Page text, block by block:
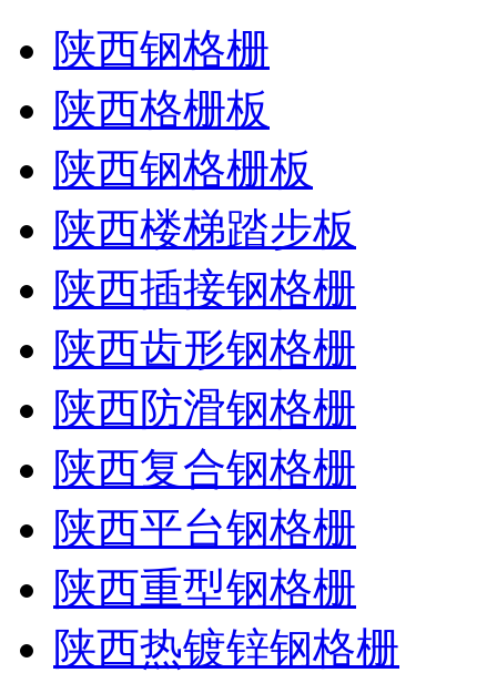
陕西钢格栅
陕西格栅板
陕西钢格栅板
陕西楼梯踏步板
陕西插接钢格栅
陕西齿形钢格栅
陕西防滑钢格栅
陕西复合钢格栅
陕西平台钢格栅
陕西重型钢格栅
陕西热镀锌钢格栅